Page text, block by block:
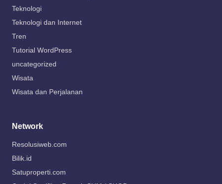
Teknologi
Teknologi dan Internet
Tren
Tutorial WordPress
uncategorized
Wisata
Wisata dan Perjalanan
Network
Resolusiweb.com
Bilik.id
Satuproperti.com